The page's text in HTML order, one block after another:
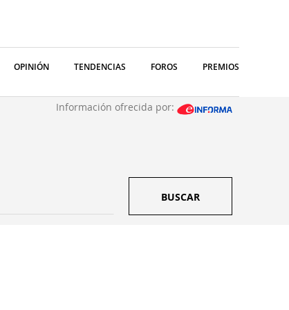
OPINIÓN TENDENCIAS FOROS PREMIOS
Información ofrecida por:
BUSCAR